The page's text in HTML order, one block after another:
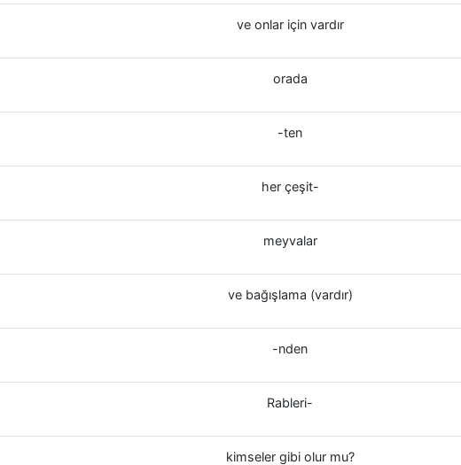
ve onlar için vardır
orada
-ten
her çeşit-
meyvalar
ve bağışlama (vardır)
-nden
Rableri-
kimseler gibi olur mu?